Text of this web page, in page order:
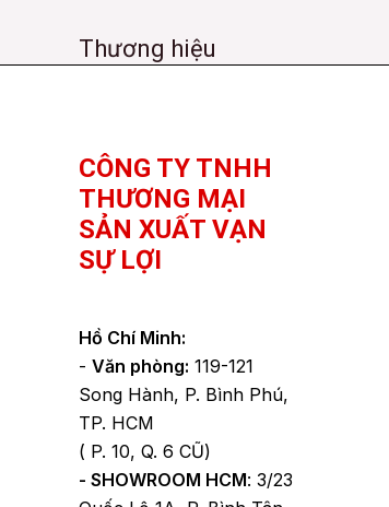
Thương hiệu
CÔNG TY TNHH
THƯƠNG MẠI
SẢN XUẤT VẠN
SỰ LỢI
Hồ Chí Minh:
- Văn phòng: 119-121
Song Hành, P. Bình Phú,
TP. HCM
( P. 10, Q. 6 CŨ)
- SHOWROOM HCM: 3/23
Facebook
YouTube
TikTok